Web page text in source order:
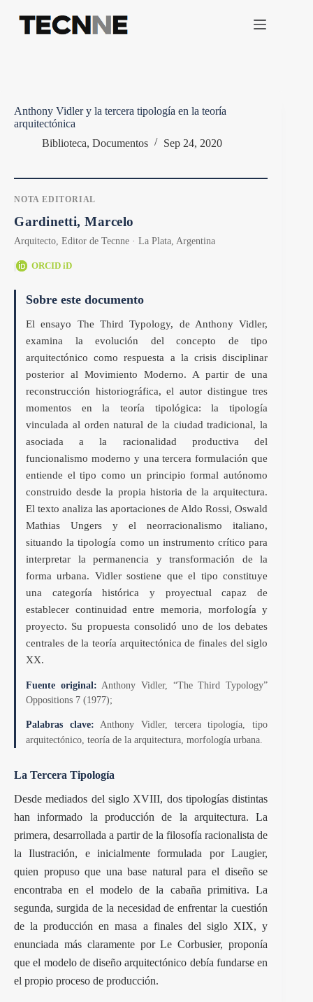
contenido
Anthony Vidler y la tercera tipología en la teoría
arquitectónica
Biblioteca, Documentos Sep 24, 2020
NOTA EDITORIAL
Gardinetti, Marcelo
Arquitecto, Editor de Tecnne · La Plata, Argentina
| ORCID iD
Sobre este documento
El ensayo The Third Typology, de Anthony Vidler,
examina la evolución del concepto de tipo
arquitectónico como respuesta a la crisis disciplinar
posterior al Movimiento Moderno. A partir de una
reconstrucción historiográfica, el autor distingue tres
momentos en la teoría tipológica: la tipología
vinculada al orden natural de la ciudad tradicional, la
asociada a la racionalidad productiva del
funcionalismo moderno y una tercera formulación que
entiende el tipo como un principio formal autónomo
construido desde la propia historia de la arquitectura.
El texto analiza las aportaciones de Aldo Rossi, Oswald
Mathias Ungers y el neorracionalismo italiano,
situando la tipología como un instrumento crítico para
interpretar la permanencia y transformación de la
forma urbana. Vidler sostiene que el tipo constituye
una categoría histórica y proyectual capaz de
establecer continuidad entre memoria, morfología y
proyecto. Su propuesta consolidó uno de los debates
centrales de la teoría arquitectónica de finales del siglo
XX.
Fuente original: Anthony Vidler, “The Third Typology”
Oppositions 7 (1977);
Palabras clave: Anthony Vidler, tercera tipología, tipo
arquitectónico, teoría de la arquitectura, morfología urbana.
La Tercera Tipología
Desde mediados del siglo XVIII, dos tipologías distintas
han informado la producción de la arquitectura. La
primera, desarrollada a partir de la filosofía racionalista de
la Ilustración, e inicialmente formulada por Laugier,
quien propuso que una base natural para el diseño se
encontraba en el modelo de la cabaña primitiva. La
segunda, surgida de la necesidad de enfrentar la cuestión
de la producción en masa a finales del siglo XIX, y
enunciada más claramente por Le Corbusier, proponía
que el modelo de diseño arquitectónico debía fundarse en
el propio proceso de producción.